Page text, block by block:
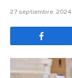
27 septiembre, 2024